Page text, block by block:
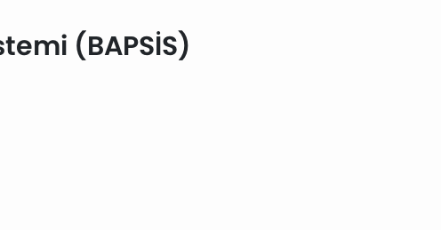
(BAPSİS)